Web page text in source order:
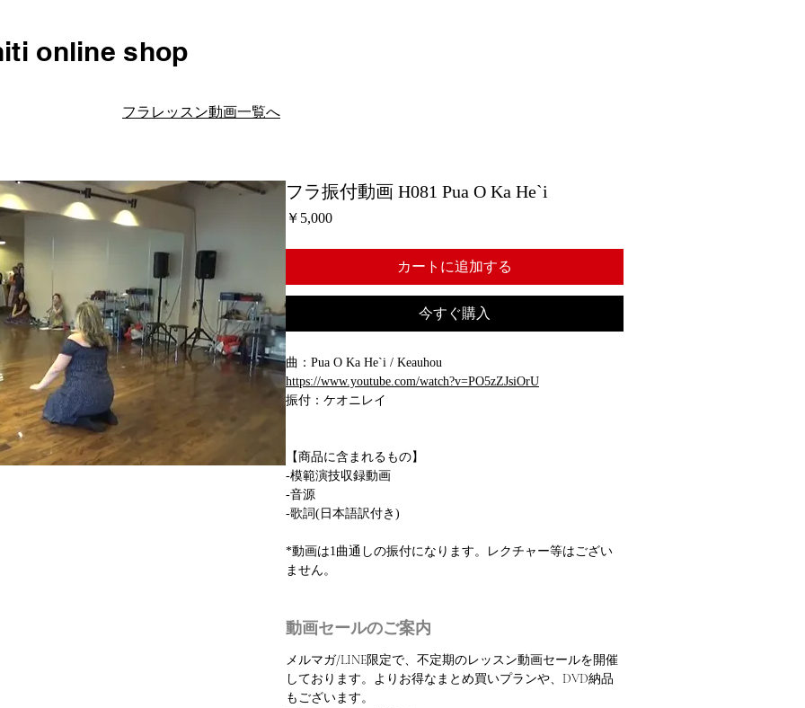
online shop
フラレッスン動画一覧へ
フラ振付動画 H081 Pua O Ka He`i
￥5,000価
カートに追加する
今すぐ購入
曲：Pua O Ka He`i / Keauhou
https://www.youtube.com/watch?v=PO5zZJsiOrU
振付：ケオニレイ
【商品に含まれるもの】
-模範演技収録動画
-音源
-歌詞(日本語訳付き)
*動画は1曲通しの振付になります。レクチャー等はござい
ません。
動画セールのご案内
メルマガ/LINE限定で、不定期のレッスン動画セールを開催
しております。よりお得なまとめ買いプランや、DVD納品
もございます。